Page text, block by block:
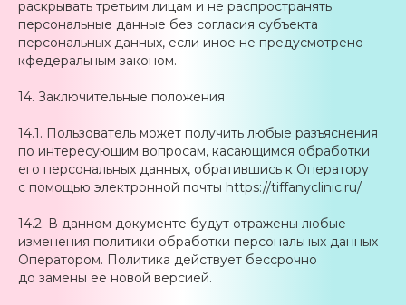
раскрывать третьим лицам и не распространять
персональные данные без согласия субъекта
персональных данных, если иное не предусмотрено
кфедеральным законом.
14. Заключительные положения
14.1. Пользователь может получить любые разъяснения
по интересующим вопросам, касающимся обработки
его персональных данных, обратившись к Оператору
с помощью электронной почты https://tiffanyclinic.ru/
14.2. В данном документе будут отражены любые
изменения политики обработки персональных данных
Оператором. Политика действует бессрочно
до замены ее новой версией.